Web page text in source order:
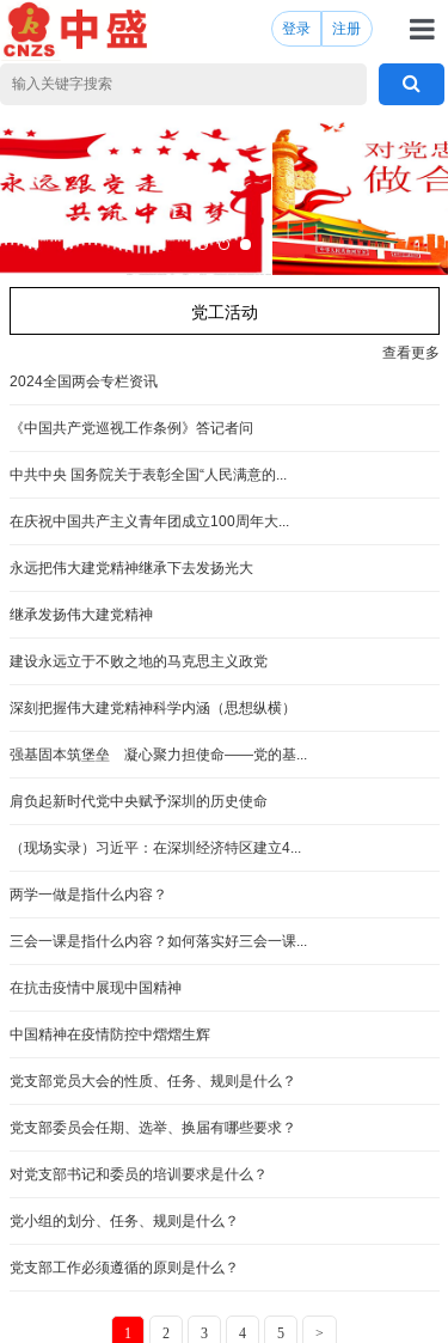
首页
新闻
党委
政策
共享
登录 注册
党工活动
查看更多
2024全国两会专栏资讯
《中国共产党巡视工作条例》答记者问
中共中央 国务院关于表彰全国“人民满意的...
在庆祝中国共产主义青年团成立100周年大...
永远把伟大建党精神继承下去发扬光大
继承发扬伟大建党精神
建设永远立于不败之地的马克思主义政党
深刻把握伟大建党精神科学内涵（思想纵横）
强基固本筑堡垒 凝心聚力担使命——党的基...
肩负起新时代党中央赋予深圳的历史使命
（现场实录）习近平：在深圳经济特区建立4...
两学一做是指什么内容？
三会一课是指什么内容？如何落实好三会一课...
在抗击疫情中展现中国精神
中国精神在疫情防控中熠熠生辉
党支部党员大会的性质、任务、规则是什么？
党支部委员会任期、选举、换届有哪些要求？
对党支部书记和委员的培训要求是什么？
党小组的划分、任务、规则是什么？
党支部工作必须遵循的原则是什么？
1 2 3 4 5 >